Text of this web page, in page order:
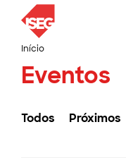
Início
Eventos
Todos Próximos